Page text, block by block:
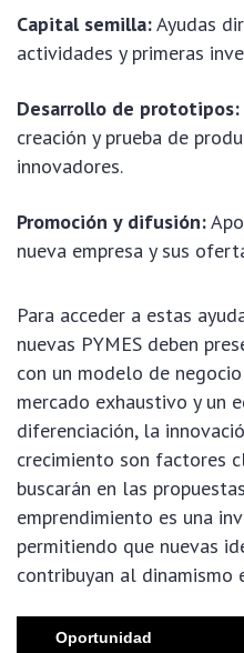
Capital semilla:Ayudas
actividades y primeras
Desarrollo de prototipos:
creación y prueba de
innovadores.
Promoción y difusión:
nueva empresa y sus
Para acceder a estas
nuevas PYMES deben
con un modelo de
mercado exhaustivo y un
diferenciación, la
crecimiento son factores
buscarán en las
emprendimiento es una
permitiendo que nuevas
contribuyan al dinamismo
Oportunidad